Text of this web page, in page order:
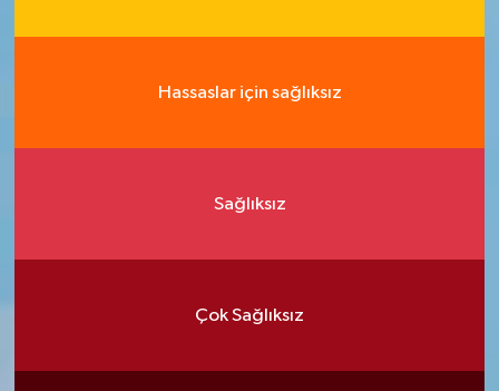
Hassaslar için sağlıksız
Sağlıksız
Çok Sağlıksız